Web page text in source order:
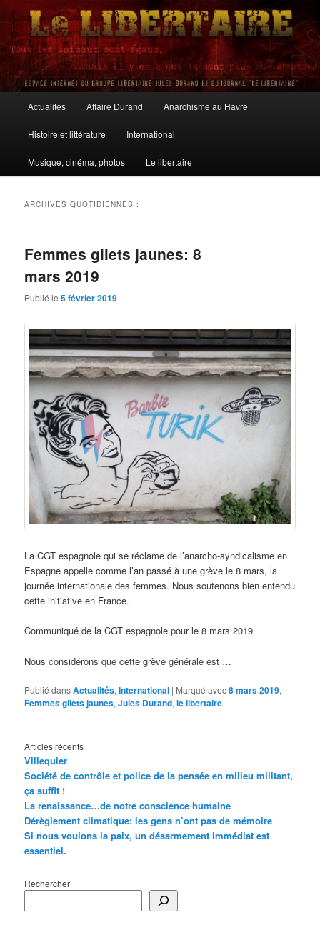
Aller
contenu
principal
Aller
contenu
secondaire
Le Libertaire
principal
Actualités Affaire Durand Anarchisme au Havre
Histoire et littérature International
Musique, cinéma, photos Le libertaire
ARCHIVES QUOTIDIENNES :
Femmes gilets jaunes: 8
mars 2019
Publié le5 février 2019
La CGT espagnole qui se réclame de l’anarcho-syndicalisme en
Espagne appelle comme l’an passé à une grève le 8 mars, la
journée internationale des femmes. Nous soutenons bien entendu
cette initiative en France.
Communiqué de la CGT espagnole pour le 8 mars 2019
Nous considérons que cette grève générale est …
Publié dansActualités,International | Marqué avec8 mars 2019,
Femmes gilets jaunes,Jules Durand,le libertaire
Articles récents
Villequier
Société de contrôle et police de la pensée en milieu militant,
ça suffit !
La renaissance…de notre conscience humaine
Dérèglement climatique: les gens n’ont pas de mémoire
Si nous voulons la paix, un désarmement immédiat est
essentiel.
Rechercher